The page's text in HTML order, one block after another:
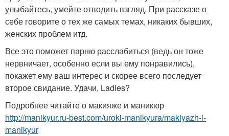
улыбайтесь, умейте отводить взгляд. При рассказе о
себе говорите о тех же самых темах, никаких бывших,
женских проблем итд.
Все это поможет парню расслабиться (ведь он тоже
нервничает, особенно если вы ему понравились),
покажет ему ваш интерес и скорее всего последует
второе свидание. Удачи, Ladies?
Подробнее читайте о макияже и маникюр
http://manikyur.ru-best.com/uroki-manikyura/makiyazh-i-
manikyur